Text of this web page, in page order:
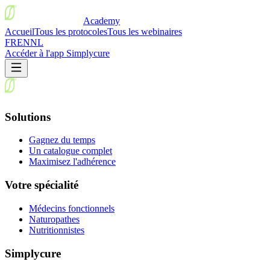
Academy
AccueilTous les protocolesTous les webinaires
FRENNL
Accéder à l'app Simplycure
Solutions
Gagnez du temps
Un catalogue complet
Maximisez l'adhérence
Votre spécialité
Médecins fonctionnels
Naturopathes
Nutritionnistes
Simplycure